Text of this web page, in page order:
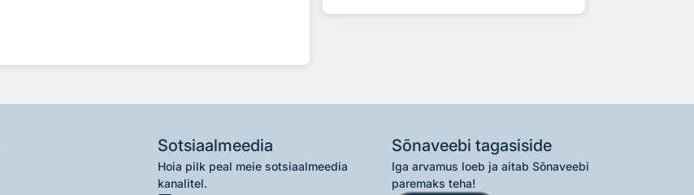
Sotsiaalmeedia
Hoia pilk peal meie sotsiaalmeedia
kanalitel.
Sõnaveebi tagasiside
Iga arvamus loeb ja aitab Sõnaveebi
paremaks teha!